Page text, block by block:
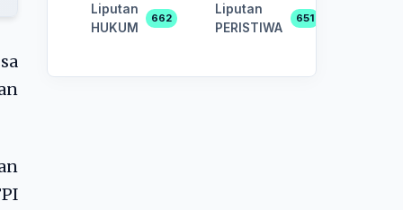
Liputan
HUKUM
662
Liputan
PERISTIWA
651